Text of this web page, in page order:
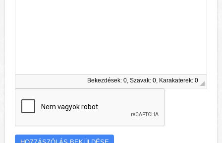
Bekezdések: 0, Szavak: 0, Karakaterek: 0